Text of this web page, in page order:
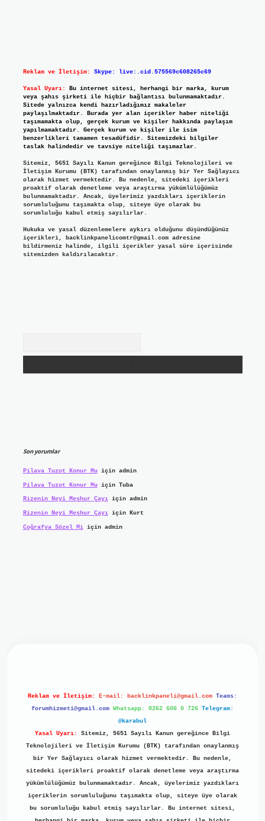
Reklam ve İletişim: Skype: live:.cid.575569c608265c69
Yasal Uyarı:
Bu internet sitesi, herhangi bir marka, kurum
veya şahıs şirketi ile hiçbir bağlantısı bulunmamaktadır.
Sitede yalnızca kendi hazırladığımız makaleler
paylaşılmaktadır. Burada yer alan içerikler haber niteliği
taşımamakta olup, gerçek kurum ve kişiler hakkında paylaşım
yapılmamaktadır. Gerçek kurum ve kişiler ile isim
benzerlikleri tamamen tesadüfidir. Sitemizdeki bilgiler
taslak halindedir ve tavsiye niteliği taşımazlar.
Sitemiz, 5651 Sayılı Kanun gereğince Bilgi Teknolojileri ve
İletişim Kurumu (BTK) tarafından onaylanmış bir Yer Sağlayıcı
olarak hizmet vermektedir. Bu nedenle, sitedeki içerikleri
proaktif olarak denetleme veya araştırma yükümlülüğümüz
bulunmamaktadır. Ancak, üyelerimiz yazdıkları içeriklerin
sorumluluğunu taşımakta olup, siteye üye olarak bu
sorumluluğu kabul etmiş sayılırlar.
Hukuka ve yasal düzenlemelere aykırı olduğunu düşündüğünüz
içerikleri, backlinkpanelicomtr@gmail.comadresine
bildirmeniz halinde, ilgili içerikler yasal süre içerisinde
sitemizden kaldırılacaktır.
Son yorumlar
Pilava Tuzot Konur Muiçin admin
Pilava Tuzot Konur Muiçin Tuba
Rizenin Neyi Meşhur Çayıiçin admin
Rizenin Neyi Meşhur Çayıiçin Kurt
Coğrafya Sözel Miiçin admin
Reklam ve İletişim: E-mail: backlinkpaneli@gmail.com Teams:
forumhizmeti@gmail.com Whatsapp: 0262 606 0 726 Telegram:
@karabul
Yasal Uyarı:
Sitemiz, 5651 Sayılı Kanun gereğince Bilgi
Teknolojileri ve İletişim Kurumu (BTK) tarafından onaylanmış
bir Yer Sağlayıcı olarak hizmet vermektedir. Bu nedenle,
sitedeki içerikleri proaktif olarak denetleme veya araştırma
yükümlülüğümüz bulunmamaktadır. Ancak, üyelerimiz yazdıkları
içeriklerin sorumluluğunu taşımakta olup, siteye üye olarak
bu sorumluluğu kabul etmiş sayılırlar. Bu internet sitesi,